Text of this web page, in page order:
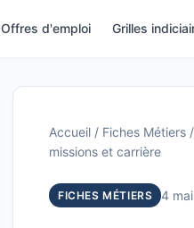
Offres d'emploi Grilles
Accueil / Fiches Métiers /
missions et carrière
FICHES MÉTIERS 4